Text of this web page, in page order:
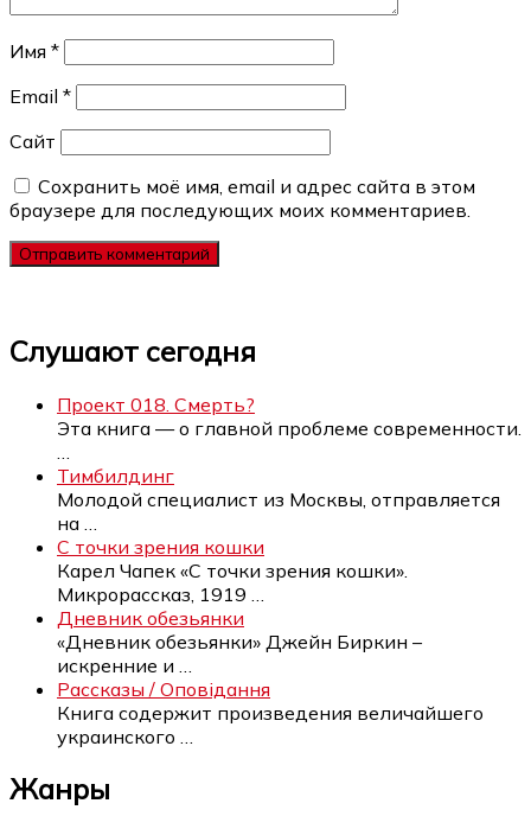
Имя *
Email *
Сайт
Сохранить моё имя, email и адрес сайта в этом
браузере для последующих моих комментариев.
Слушают сегодня
Проект 018. Смерть?
Эта книга — о главной проблеме современности.
Тимбилдинг
Молодой специалист из Москвы, отправляется
на
С точки зрения кошки
Карел Чапек «С точки зрения кошки».
Микрорассказ, 1919
Дневник обезьянки
«Дневник обезьянки» Джейн Биркин –
искренние и
Рассказы / Оповідання
Книга содержит произведения величайшего
украинского
Жанры